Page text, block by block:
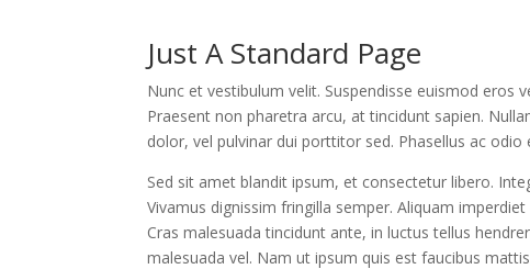
Just A Standard Page
Nunc et vestibulum velit. Suspendisse euismod eros
Praesent non pharetra arcu, at tincidunt sapien.
dolor, vel pulvinar dui porttitor sed. Phasellus ac
Sed sit amet blandit ipsum, et consectetur libero.
Vivamus dignissim fringilla semper. Aliquam
Cras malesuada tincidunt ante, in luctus tellus
malesuada vel. Nam ut ipsum quis est faucibus